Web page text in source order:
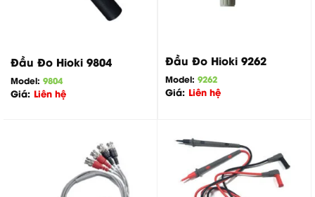
Đầu Đo Hioki 9804
Model: 9804
Giá: Liên hệ
Đầu Đo Hioki 9262
Model: 9262
Giá: Liên hệ